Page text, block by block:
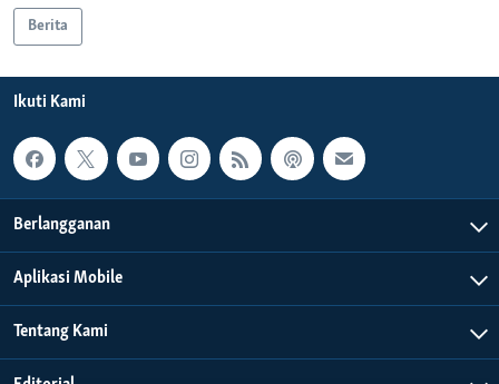
Berita
Ikuti Kami
Berlangganan
Aplikasi Mobile
Tentang Kami